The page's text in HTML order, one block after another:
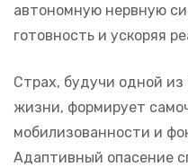
автономную нервную
готовность и ускоряя
Страх, будучи одной
жизни, формирует
мобилизованности и
Адаптивный опасение